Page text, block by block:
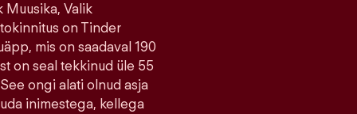
Muusika, Valik
on Tinder
mis on saadaval 190
on seal tekkinud üle 55
ongi alati olnud asja
inimestega, kellega